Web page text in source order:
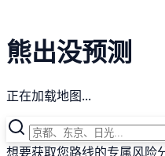
熊出没预测
正在加载地图...
想要获取您路线的专属风险